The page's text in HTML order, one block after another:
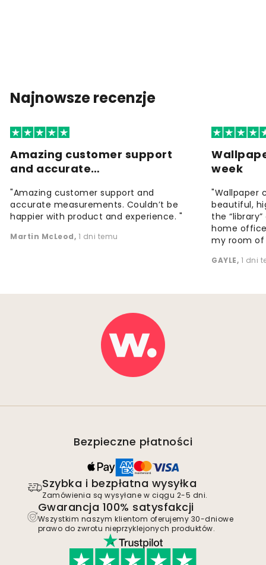
Najnowsze recenzje
Amazing customer support
and accurate…
"Amazing customer support and
accurate measurements. Couldn’t be
happier with product and experience. "
Martin McLeod, 1 dni temu
week
"Wallpaper
beautiful,
the
home
my room of
GAYLE, 1 dni
Bezpieczne płatności
Szybka i bezpłatna wysyłka
Zamówienia są wysyłane w ciągu 2-5 dni.
Gwarancja 100% satysfakcji
Wszystkim naszym klientom oferujemy 30-dniowe
prawo do zwrotu nieprzyklejonych produktów.